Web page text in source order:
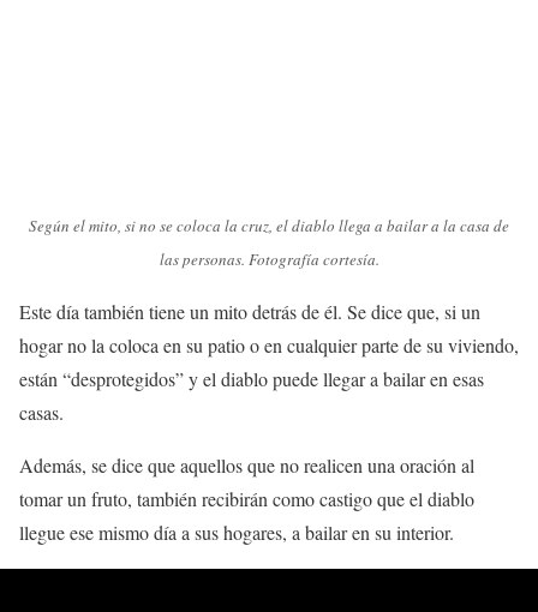
Según el mito, si no se coloca la cruz, el diablo llega a bailar a la casa de
las personas. Fotografía cortesía.
Este día también tiene un mito detrás de él. Se dice que, si un
hogar no la coloca en su patio o en cualquier parte de su viviendo,
están “desprotegidos” y el diablo puede llegar a bailar en esas
casas.
Además, se dice que aquellos que no realicen una oración al
tomar un fruto, también recibirán como castigo que el diablo
llegue ese mismo día a sus hogares, a bailar en su interior.